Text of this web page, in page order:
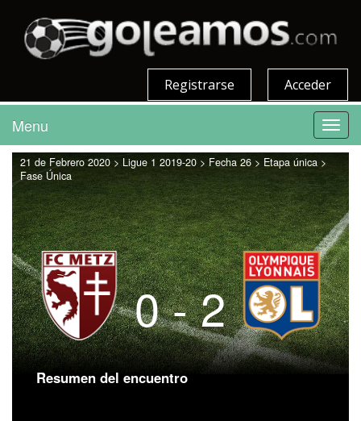
Acceder
Registrarse
Menu
21 de Febrero 2020 > Ligue 1 2019-20 > Fecha 26 > Etapa única >
Fase Única
0 - 2
Resumen del encuentro